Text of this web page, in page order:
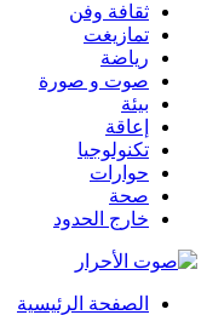
ثقافة وفن
تمازيغت
رياضة
صوت و صورة
بيئة
إعاقة
تكنولوجيا
حوارات
صحة
خارج الحدود
الصفحة الرئيسية